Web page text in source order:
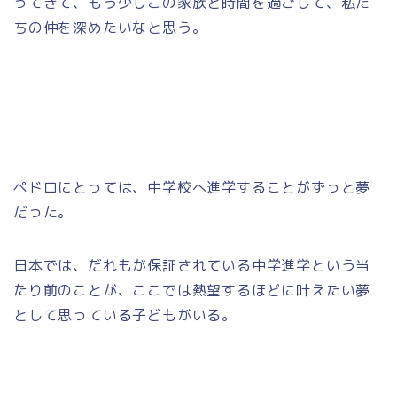
ちの仲を深めたいなと思う。
ペドロにとっては、中学校へ進学することがずっと夢
だった。
日本では、だれもが保証されている中学進学という当
たり前のことが、ここでは熱望するほどに叶えたい夢
として思っている子どもがいる。